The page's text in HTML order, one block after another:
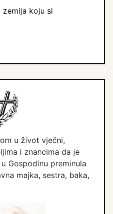
koju si
u život vječni,
i znancima da je
Gospodinu preminula
majka, sestra, baka,